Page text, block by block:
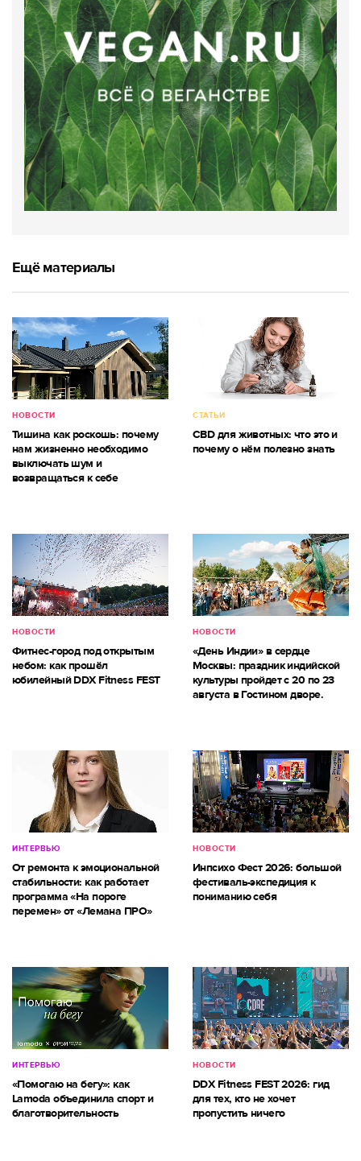
Ещё материалы
НОВОСТИ
Тишина как роскошь: почему
нам жизненно необходимо
выключать шум и
возвращаться к себе
СТАТЬИ
CBD для животных: что это и
почему о нём полезно знать
НОВОСТИ
Фитнес-город под открытым
небом: как прошёл
юбилейный DDX Fitness FEST
НОВОСТИ
«День Индии» в сердце
Москвы: праздник индийской
культуры пройдет с 20 по 23
августа в Гостином дворе.
ИНТЕРВЬЮ
От ремонта к эмоциональной
стабильности: как работает
программа «На пороге
перемен» от «Лемана ПРО»
НОВОСТИ
Инпсихо Фест 2026: большой
фестиваль-экспедиция к
пониманию себя
ИНТЕРВЬЮ
«Помогаю на бегу»: как
Lamoda объединила спорт и
благотворительность
НОВОСТИ
DDX Fitness FEST 2026: гид
для тех, кто не хочет
пропустить ничего